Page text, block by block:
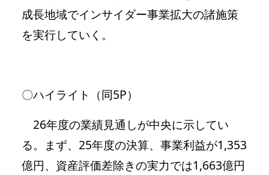
成長地域でインサイダー事業拡大の諸施策
を実行していく。
〇ハイライト（同5P）
26年度の業績見通しが中央に示してい
る。まず、25年度の決算、事業利益が1,353
億円、資産評価差除きの実力では1,663億円